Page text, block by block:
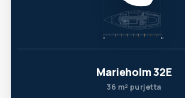
Marieholm 32E
36 m² purjetta